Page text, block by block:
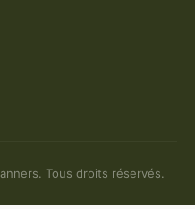
Tous droits réservés.